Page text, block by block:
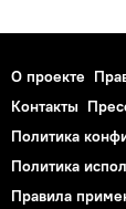
О проекте
Контакты
Политика
Политика
Правила